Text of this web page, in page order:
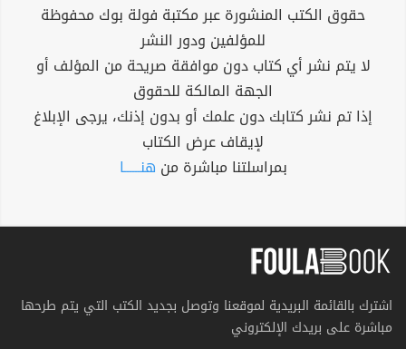
حقوق الكتب المنشورة عبر مكتبة فولة بوك محفوظة
للمؤلفين ودور النشر
لا يتم نشر أي كتاب دون موافقة صريحة من المؤلف أو
الجهة المالكة للحقوق
إذا تم نشر كتابك دون علمك أو بدون إذنك، يرجى الإبلاغ
لإيقاف عرض الكتاب
بمراسلتنا مباشرة من هنــــــا
اشترك بالقائمة البريدية لموقعنا وتوصل بجديد الكتب التي يتم طرحها
مباشرة على بريدك الإلكتروني